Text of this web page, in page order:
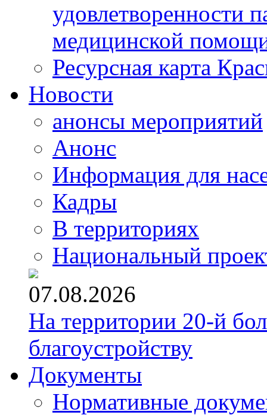
удовлетворенности
медицинской
Ресурсная карта
Новости
анонсы мероприятий
Анонс
Информация для
Кадры
В территориях
Национальный
07.08.2026
На территории 20-й
благоустройству
Документы
Нормативные